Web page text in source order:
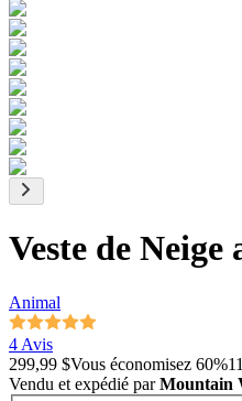
Veste de
Animal
4 Avis
299,99 $Vous économisez 60%
Vendu et expédié parMountain